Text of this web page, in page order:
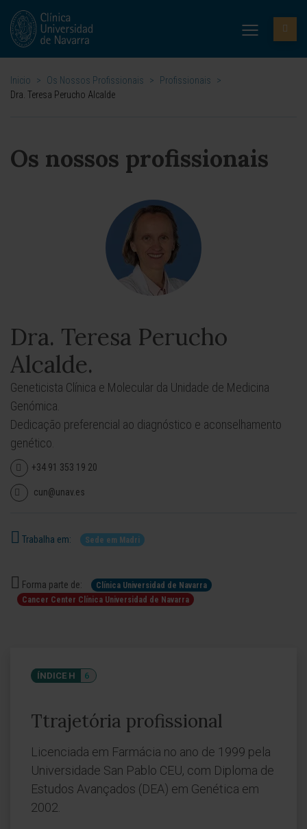
Inicio > Os Nossos Profissionais > Profissionais
>
Dra. Teresa Perucho Alcalde
Os nossos profissionais
Dra. Teresa Perucho
Alcalde.
Geneticista Clínica e Molecular da Unidade de Medicina
Genómica.
Dedicação preferencial ao diagnóstico e aconselhamento
genético.
+34 91 353 19 20
cun@unav.es
Trabalha em: Sede em Madri
Forma parte de:
Clínica Universidad de Navarra
Cancer Center Clínica Universidad de Navarra
ÍNDICE H 6
Ttrajetória profissional
Licenciada em Farmácia no ano de 1999 pela
Universidade San Pablo CEU, com Diploma de
Estudos Avançados (DEA) em Genética em
2002.